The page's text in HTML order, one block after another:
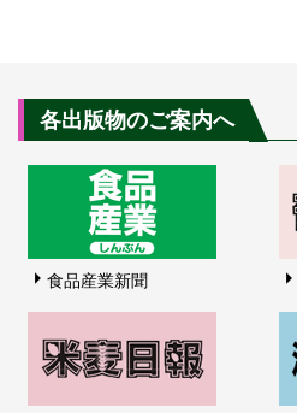
各出版物のご案内へ
食品産業新聞